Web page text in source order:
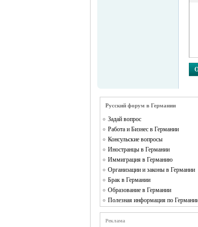
RU
Русский форум в Германии
Задай вопрос
Работа и Бизнес в Германии
Консульские вопросы
Иностранцы в Германии
Иммиграция в Германию
Организации и законы в Германии
Брак в Германии
Образование в Германии
Полезная информация по
Реклама